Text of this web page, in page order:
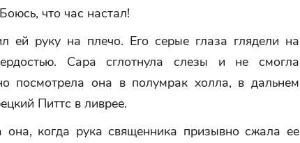
что час настал!
ей руку на плечо. Его серые глаза глядели на
Сара сглотнула слезы и не смогла
посмотрела она в полумрак холла, в дальнем
Питтс в ливрее.
когда рука священника призывно сжала ее